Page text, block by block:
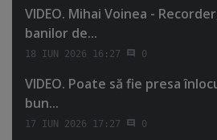
VIDEO. Mihai Voinea -
banilor de...
18 IUN 2026 16:27 0
VIDEO. Poate să fie presa
bun...
17 IUN 2026 17:27 0